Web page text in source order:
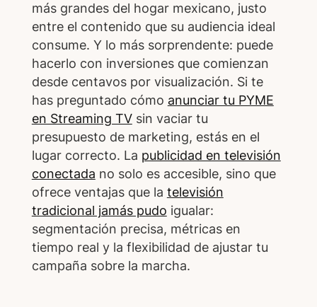
más grandes del hogar mexicano, justo
entre el contenido que su audiencia ideal
consume. Y lo más sorprendente: puede
hacerlo con inversiones que comienzan
desde centavos por visualización. Si te
has preguntado cómo anunciar tu PYME
en Streaming TVsin vaciar tu
presupuesto de marketing, estás en el
lugar correcto. La publicidad en televisión
conectada no solo es accesible, sino que
ofrece ventajas que la televisión
tradicional jamás pudo igualar:
segmentación precisa, métricas en
tiempo real y la flexibilidad de ajustar tu
campaña sobre la marcha.